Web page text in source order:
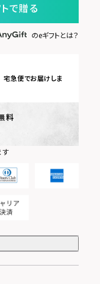
で贈る
のeギフトとは？
宅急便でお届けしま
料
す